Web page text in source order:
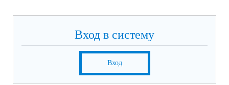
Вход в систему
Вход